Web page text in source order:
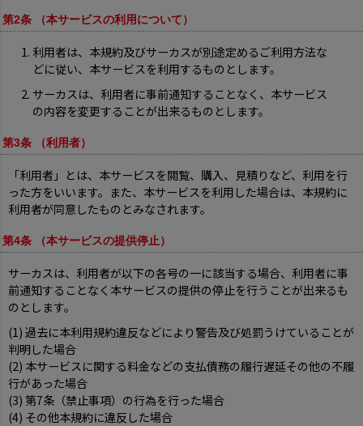
第2条 （本サービスの利用について）
利用者は、本規約及びサーカスが別途定めるご利用方法な
どに従い、本サービスを利用するものとします。
サーカスは、利用者に事前通知することなく、本サービス
の内容を変更することが出来るものとします。
第3条 （利用者）
「利用者」とは、本サービスを閲覧、購入、見積りなど、利用を行
った方をいいます。また、本サービスを利用した場合は、本規約に
利用者が同意したものとみなされます。
第4条 （本サービスの提供停止）
サーカスは、利用者が以下の各号の一に該当する場合、利用者に事
前通知することなく本サービスの提供の停止を行うことが出来るも
のとします。
(1) 過去に本利用規約違反などにより警告及び処罰うけていることが
判明した場合
(2) 本サービスに関する料金などの支払債務の履行遅延その他の不履
行があった場合
(3) 第7条（禁止事項）の行為を行った場合
(4) その他本規約に違反した場合